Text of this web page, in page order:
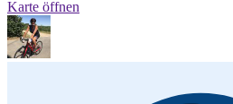
Karte öffnen